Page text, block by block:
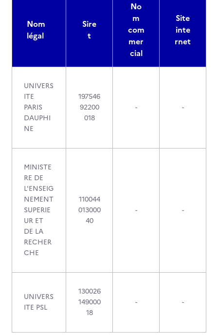
Nom
légal
Sire
t
No
m
com
mer
cial
Site
inte
rnet
UNIVERS
ITE
PARIS
DAUPHI
NE
197546
92200
018
- -
MINISTE
RE DE
L'ENSEIG
NEMENT
SUPERIE
UR ET
DE LA
RECHER
CHE
110044
013000
40
- -
UNIVERS
ITE PSL
130026
149000
18
- -